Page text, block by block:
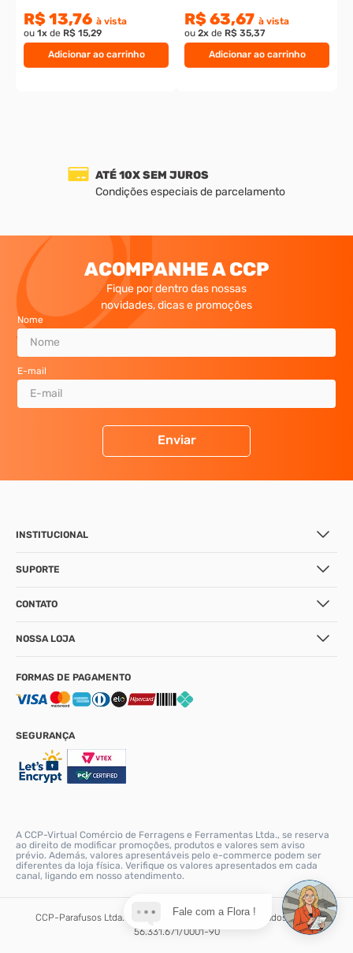
Adicionar ao carrinho
R$ 13,76 à vista
ou 1x de R$ 15,29
Adicionar ao carrinho
R$ 63,67 à vista
ou 2x de R$ 35,37
ATÉ 10X SEM JUROS
Condições especiais de parcelamento
ACOMPANHE A CCP
Fique por dentro das nossas
novidades, dicas e promoções
Nome
E-mail
Enviar
INSTITUCIONAL
SUPORTE
CONTATO
NOSSA LOJA
FORMAS DE PAGAMENTO
SEGURANÇA
A CCP-Virtual Comércio de Ferragens e Ferramentas Ltda., se reserva
ao direito de modificar promoções, produtos e valores sem aviso
prévio. Además, valores apresentáveis pelo e-commerce podem ser
diferentes da loja física. Verifique os valores apresentados em cada
canal, ligando em nosso atendimento.
CCP-Parafusos Ltda. © 2026. Todos os direitos reservados. CNPJ:
56.331.671/0001-90
Fale com a Flora !